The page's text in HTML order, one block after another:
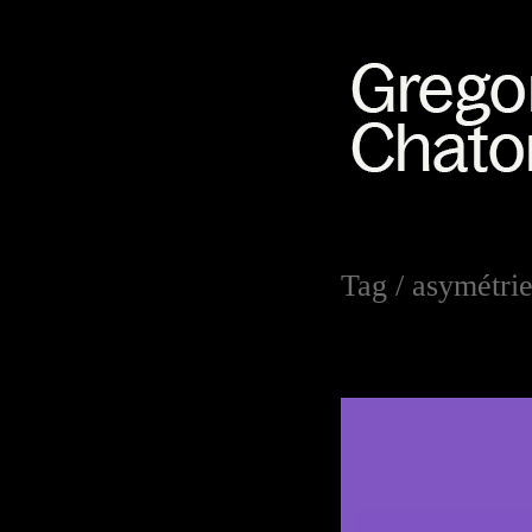
Tag / asymétrie